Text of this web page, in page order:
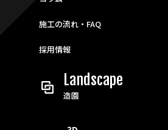
施工の流れ・FAQ
採用情報
Landscape
造園